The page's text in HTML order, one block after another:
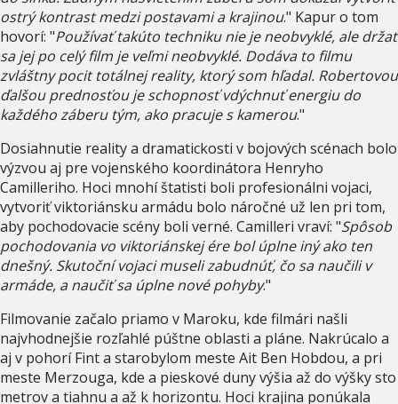
ostrý kontrast medzi postavami a krajinou." Kapur o tom
hovorí: "Používať takúto techniku nie je neobvyklé, ale držať
sa jej po celý film je veľmi neobvyklé. Dodáva to filmu
zvláštny pocit totálnej reality, ktorý som hľadal. Robertovou
ďalšou prednosťou je schopnosť vdýchnuť energiu do
každého záberu tým, ako pracuje s kamerou."
Dosiahnutie reality a dramatickosti v bojových scénach bolo
výzvou aj pre vojenského koordinátora Henryho
Camilleriho. Hoci mnohí štatisti boli profesionálni vojaci,
vytvoriť viktoriánsku armádu bolo náročné už len pri tom,
aby pochodovacie scény boli verné. Camilleri vraví: "Spôsob
pochodovania vo viktoriánskej ére bol úplne iný ako ten
dnešný. Skutoční vojaci museli zabudnúť, čo sa naučili v
armáde, a naučiť sa úplne nové pohyby."
Filmovanie začalo priamo v Maroku, kde filmári našli
najvhodnejšie rozľahlé púštne oblasti a pláne. Nakrúcalo a
aj v pohorí Fint a starobylom meste Ait Ben Hobdou, a pri
meste Merzouga, kde a pieskové duny výšia až do výšky sto
metrov a tiahnu a až k horizontu. Hoci krajina ponúkala